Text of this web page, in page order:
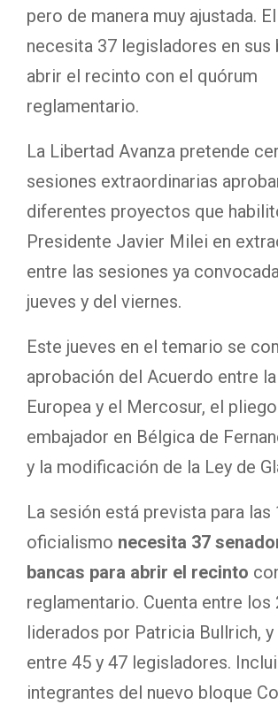
pero de manera muy ajustada.
necesita 37 legisladores en sus
abrir el recinto con el quórum
reglamentario.
La Libertad Avanza pretende
sesiones extraordinarias
diferentes proyectos que
Presidente Javier Milei en
entre las sesiones ya
jueves y del viernes.
Este jueves en el temario se
aprobación del Acuerdo entre la
Europea y el Mercosur, el
embajador en Bélgica de
y la modificación de la Ley de
La sesión está prevista para las
oficialismo necesita 37
bancas para abrir el recinto
reglamentario. Cuenta entre los
liderados por Patricia Bullrich,
entre 45 y 47 legisladores.
integrantes del nuevo bloque